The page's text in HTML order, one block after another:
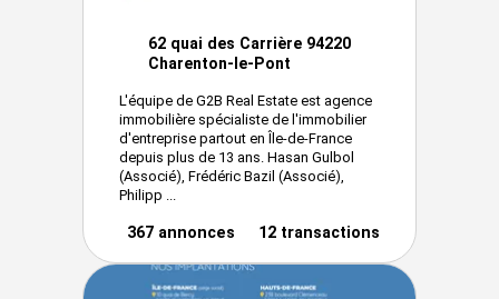
62 quai des Carrière 94220
Charenton-le-Pont
L'équipe de G2B Real Estate est agence
immobilière spécialiste de l'immobilier
d'entreprise partout en Île-de-France
depuis plus de 13 ans. Hasan Gulbol
(Associé), Frédéric Bazil (Associé),
Philipp ...
367 annonces 12 transactions